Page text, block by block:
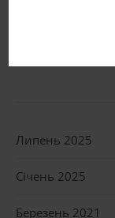
Липень 2025
Січень 2025
Березень 2021